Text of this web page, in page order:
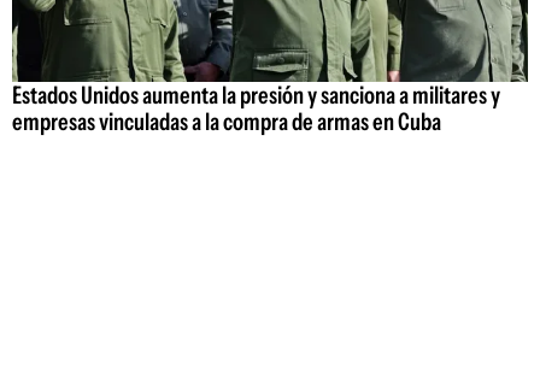
Estados Unidos aumenta la presión y sanciona a militares y
empresas vinculadas a la compra de armas en Cuba